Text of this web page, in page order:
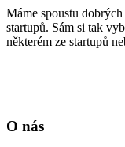
Máme spoustu
startupů. Sám si tak
některém ze startupů
O nás